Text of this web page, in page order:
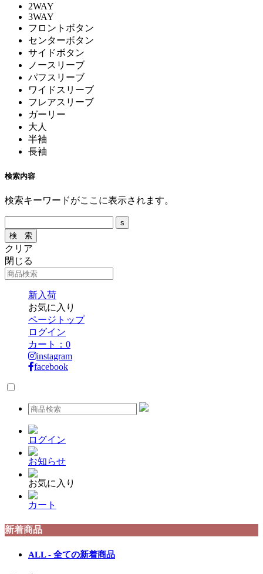
2WAY
3WAY
フロントボタン
センターボタン
サイドボタン
ノースリーブ
パフスリーブ
ワイドスリーブ
フレアスリーブ
ガーリー
大人
半袖
長袖
検索内容
検索キーワードがここに表示されます。
クリア
閉じる
新入荷
お気に入り
ページトップ
ログイン
カート： 0
instagram
facebook
ログイン
お知らせ
お気に入り
カート
新着商品
ALL - 全ての新着商品